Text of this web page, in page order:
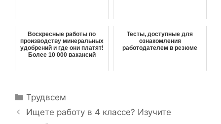
Воскресные работы по
производству минеральных
удобрений и где они платят!
Более 10 000 вакансий
Тесты, доступные для
ознакомления
работодателем в резюме
Р
у
Трудвсем
Н
Ищете работу в 4 классе? Изучите